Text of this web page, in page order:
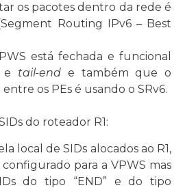
os pacotes dentro da rede é
Routing IPv6 – Best
está fechada e funcional
tail-end e também que o
os PEs é usando o SRv6.
do roteador R1:
local de SIDs alocados ao R1,
para a VPWS mas
do tipo “END” e do tipo